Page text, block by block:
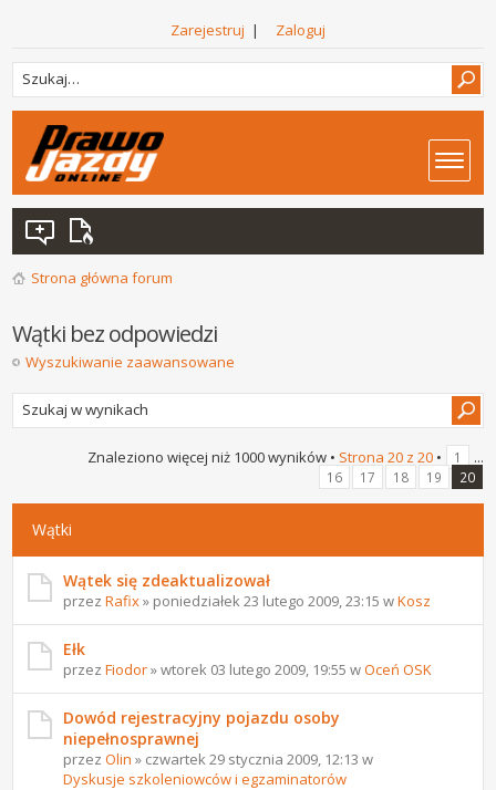
Zarejestruj | Zaloguj
Strona główna forum
Wątki bez odpowiedzi
Wyszukiwanie zaawansowane
Znaleziono więcej niż 1000 wyników • Strona 20z 20• 1 ...
16 17 18 19 20
Wątki
Wątek się zdeaktualizował
przezRafix» poniedziałek 23 lutego 2009, 23:15 wKosz
Ełk
przezFiodor» wtorek 03 lutego 2009, 19:55 wOceń OSK
Dowód rejestracyjny pojazdu osoby
niepełnosprawnej
przezOlin » czwartek 29 stycznia 2009, 12:13 w
Dyskusje szkoleniowców i egzaminatorów